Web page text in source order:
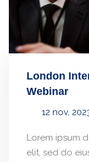
London
Webinar
12 nov,
Lorem ipsum
elit, sed do